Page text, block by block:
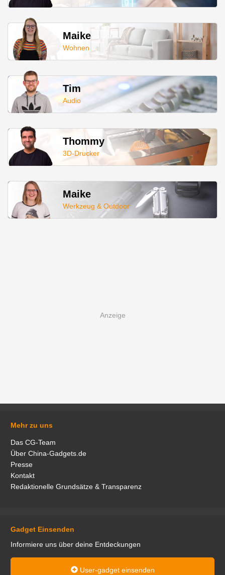
Maike
Wohnen
Tim
Audio
Thommy
3D-Drucker
Maike
Werkzeug & Outdoor
Mehr zu uns
Das CG-Team
Über China-Gadgets.de
Presse
Kontakt
Redaktionelle Grundsätze & Transparenz
Gadget Einsenden
Informiere uns über deine Entdeckungen
User-gadget einsenden